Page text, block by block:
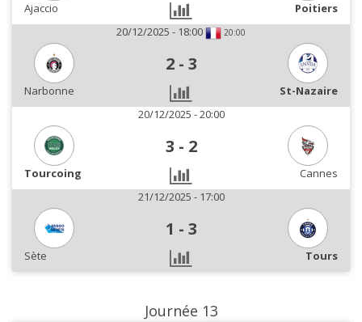
Ajaccio
Poitiers
20/12/2025 - 18:00
20:00
2 - 3
Narbonne
St-Nazaire
20/12/2025 - 20:00
3 - 2
Tourcoing
Cannes
21/12/2025 - 17:00
1 - 3
Sète Tours
Journée 13